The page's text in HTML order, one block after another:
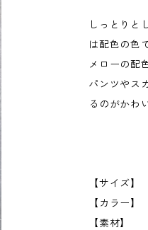
しっとりと
は配色の色
メローの配
パンツやス
るのがかわ
【サイズ
【カラー
【素材】